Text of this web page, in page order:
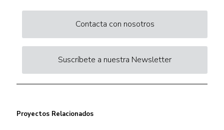
Contacta con nosotros
Suscríbete a nuestra Newsletter
Proyectos Relacionados